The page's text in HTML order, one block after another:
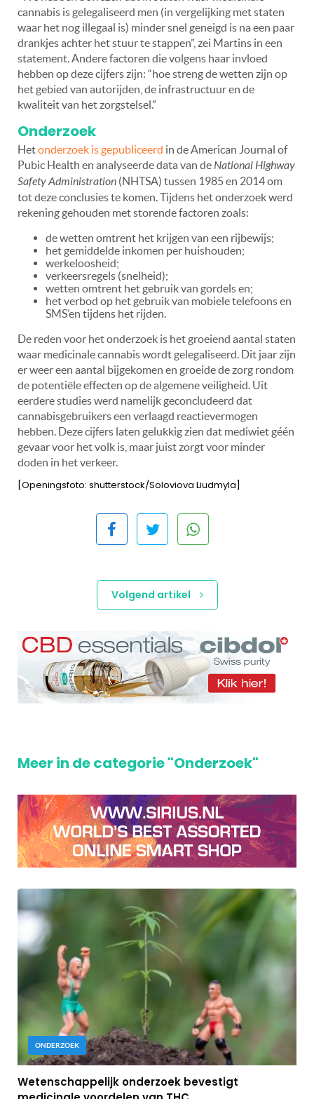
cannabis is gelegaliseerd men (in vergelijking met staten
waar het nog illegaal is) minder snel geneigd is na een paar
drankjes achter het stuur te stappen”, zei Martins in een
statement. Andere factoren die volgens haar invloed
hebben op deze cijfers zijn: “hoe streng de wetten zijn op
het gebied van autorijden, de infrastructuur en de
kwaliteit van het zorgstelsel.”
Onderzoek
Hetonderzoek is gepubliceerd in de American Journal of
Pubic Health en analyseerde data van de National Highway
Safety Administration (NHTSA) tussen 1985 en 2014 om
tot deze conclusies te komen. Tijdens het onderzoek werd
rekening gehouden met storende factoren zoals:
de wetten omtrent het krijgen van een rijbewijs;
het gemiddelde inkomen per huishouden;
werkeloosheid;
verkeersregels (snelheid);
wetten omtrent het gebruik van gordels en;
het verbod op het gebruik van mobiele telefoons en
SMS’en tijdens het rijden.
De reden voor het onderzoek is het groeiend aantal staten
waar medicinale cannabis wordt gelegaliseerd. Dit jaar zijn
er weer een aantal bijgekomen en groeide de zorg rondom
de potentiële effecten op de algemene veiligheid. Uit
eerdere studies werd namelijk geconcludeerd dat
cannabisgebruikers een verlaagd reactievermogen
hebben. Deze cijfers laten gelukkig zien dat mediwiet géén
gevaar voor het volk is, maar juist zorgt voor minder
doden in het verkeer.
[Openingsfoto: shutterstock/Soloviova Liudmyla]
Volgend artikel
Meer in de categorie "Onderzoek"
ONDERZOEK
Wetenschappelijk onderzoek bevestigt